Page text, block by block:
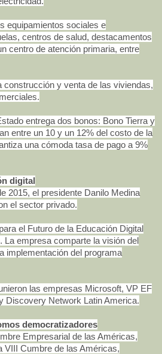
equipamientos sociales e
centros de salud, destacamentos
centro de atención primaria, entre
construcción y venta de las viviendas,
entrega dos bonos: Bono Tierra y
entre un 10 y un 12% del costo de la
una cómoda tasa de pago a 9%
digital
2015, el presidente Danilo Medina
el sector privado.
el Futuro de la Educación Digital
La empresa comparte la visión del
implementación del programa
las empresas Microsoft, VP EF
Discovery Network Latin America.
democratizadores
Empresarial de las Américas,
VIII Cumbre de las Américas,